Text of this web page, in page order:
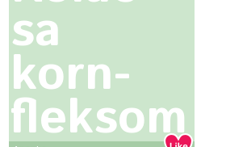
sa
korn-
fleksom